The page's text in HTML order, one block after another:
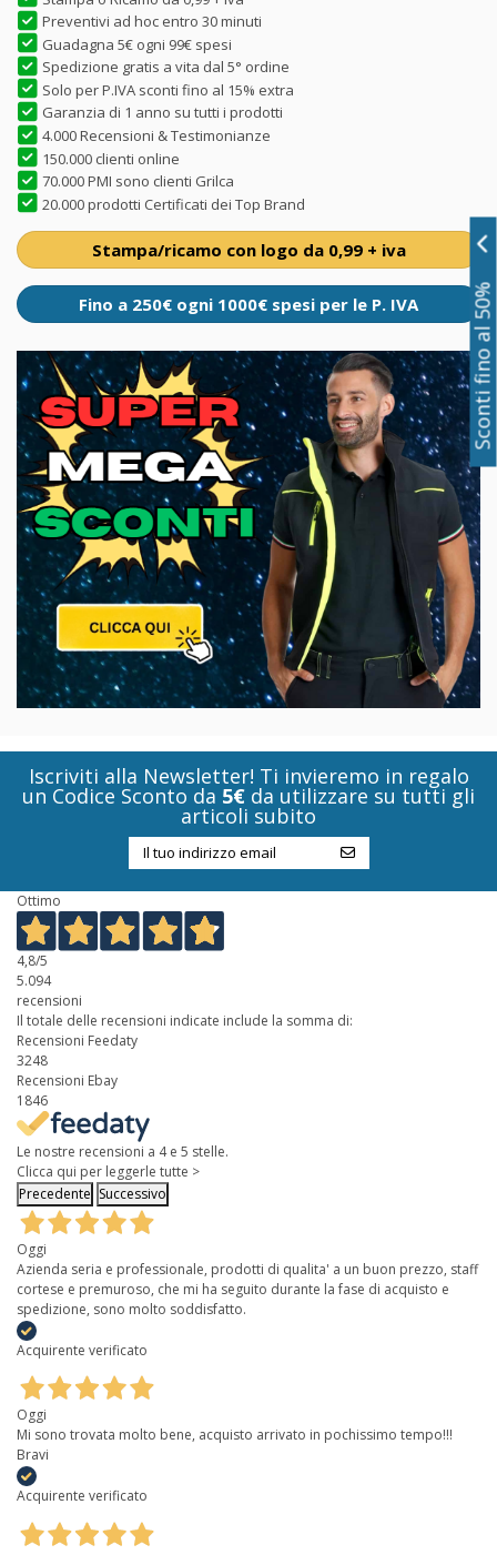
Preventivi ad hoc entro 30 minuti
Guadagna 5€ ogni 99€ spesi
Spedizione gratis a vita dal 5° ordine
Solo per P.IVA sconti fino al 15% extra
Garanzia di 1 anno su tutti i prodotti
4.000 Recensioni & Testimonianze
150.000 clienti online
70.000 PMI sono clienti Grilca
20.000 prodotti Certificati dei Top Brand
Stampa/ricamo con logo da 0,99 + iva
Fino a 250€ ogni 1000€ spesi per le P. IVA
Iscriviti alla Newsletter! Ti invieremo in regalo
un Codice Sconto da 5€ da utilizzare su tutti gli
articoli subito
Ottimo
4,8/5
5.094
recensioni
Il totale delle recensioni indicate include la somma di:
Recensioni Feedaty
3248
Recensioni Ebay
1846
Le nostre recensioni a 4 e 5 stelle.
Clicca qui per leggerle tutte >
Precedente Successivo
Oggi
Azienda seria e professionale, prodotti di qualita' a un buon prezzo, staff
cortese e premuroso, che mi ha seguito durante la fase di acquisto e
spedizione, sono molto soddisfatto.
Acquirente verificato
Oggi
Mi sono trovata molto bene, acquisto arrivato in pochissimo tempo!!!
Bravi
Acquirente verificato
Sconti fino al 50%